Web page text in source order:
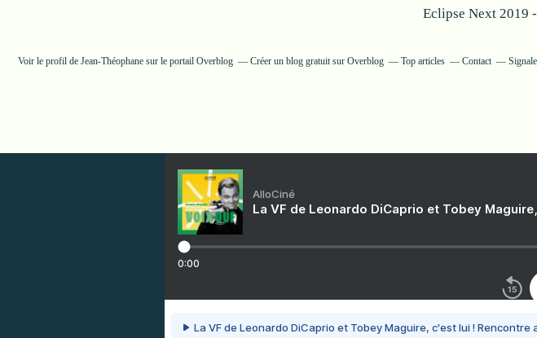
Eclipse Next 2019
Voir le profil de Jean-Théophane sur le portail Overblog Créer un blog gratuit sur Overblog Top articles Contact
AlloCiné
La VF de Leonardo DiCaprio et Tobey
0:00
La VF de Leonardo DiCaprio et Tobey Maguire, c'est lui ! Rencontre